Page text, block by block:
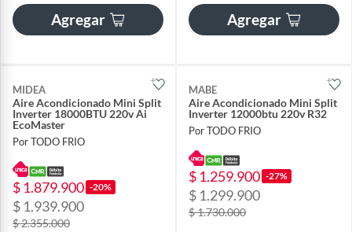
Agregar Agregar
MIDEA
Aire Acondicionado Mini Split
Inverter 18000BTU 220v Ai
EcoMaster
Por TODO FRIO
$ 1.879.900 -20%
$ 1.939.900
$ 2.355.000
MABE
Aire Acondicionado Mini Split
Inverter 12000btu 220v R32
Por TODO FRIO
$ 1.259.900 -27%
$ 1.299.900
$ 1.730.000